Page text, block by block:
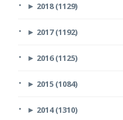
► 2018 (1129)
► 2017 (1192)
► 2016 (1125)
► 2015 (1084)
► 2014 (1310)